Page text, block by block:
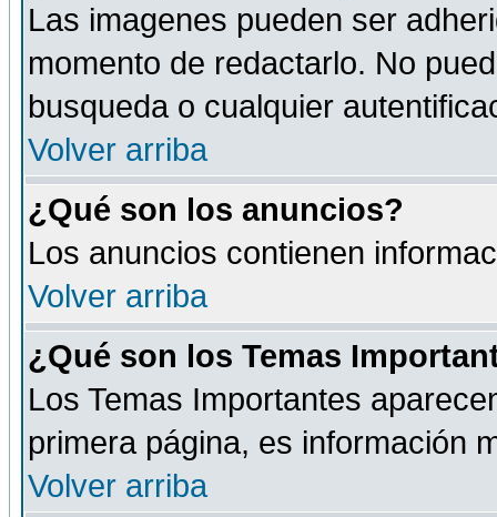
Las imagenes pueden ser
momento de redactarlo. No
busqueda o cualquier
Volver arriba
¿Qué son los anuncios?
Los anuncios contienen
Volver arriba
¿Qué son los Temas
Los Temas Importantes
primera página, es información
Volver arriba